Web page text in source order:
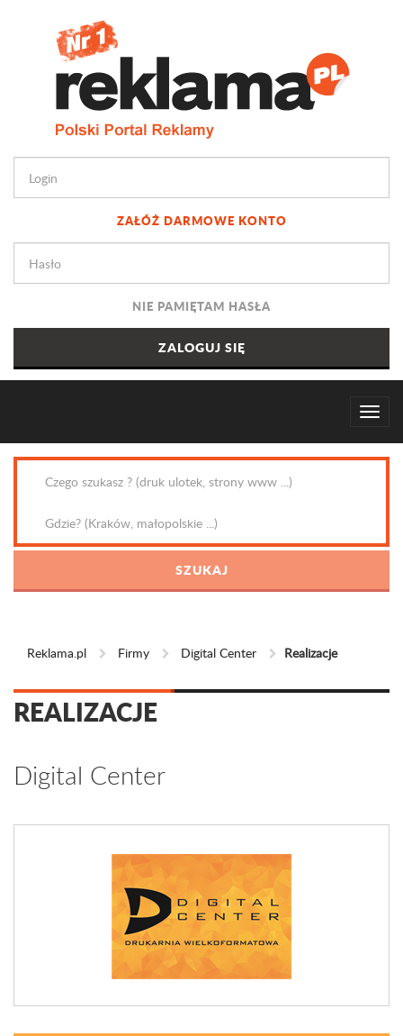
ZAŁÓŻ DARMOWE KONTO
NIE PAMIĘTAM HASŁA
Reklama.pl Firmy Digital Center Realizacje
REALIZACJE
Digital Center